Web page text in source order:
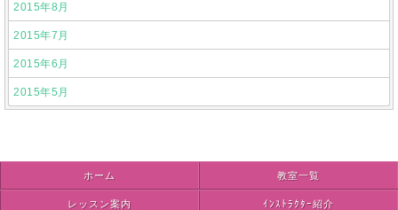
2015年8月
2015年7月
2015年6月
2015年5月
ホーム 教室一覧
レッスン案内 ｲﾝｽﾄﾗｸﾀｰ紹介